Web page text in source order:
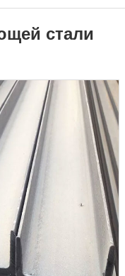
стали 302
стали